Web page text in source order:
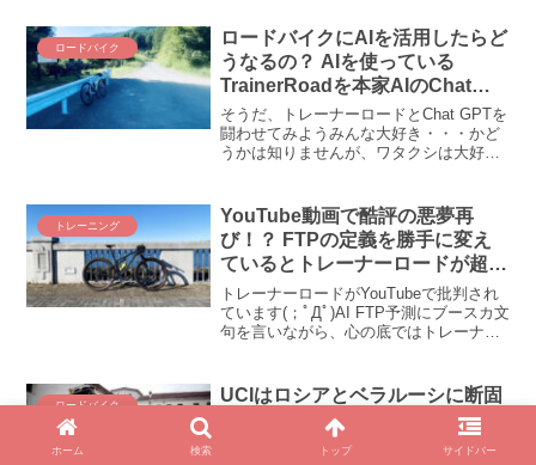
トレーニング」をやれば暑さに強くなれ
るわ、VO2Maxは...
ロードバイク
ロードバイクにAIを活用したらど
うなるの？ AIを使っている
TrainerRoadを本家AIのChat
GPTに分析してもらいました
そうだ、トレーナーロードとChat GPTを
闘わせてみようみんな大好き・・・かど
うかは知りませんが、ワタクシは大好き
GPT。風のウワサによるとちゃっぴー
（Chat...
トレーニング
YouTube動画で酷評の悪夢再
び！？ FTPの定義を勝手に変え
ているとトレーナーロードが超絶
批判にさらされています(；ﾟДﾟ)
トレーナーロードがYouTubeで批判され
ています(；ﾟДﾟ)AI FTP予測にブースカ文
句を言いながら、心の底ではトレーナー
ドに対して、おぉ、これまた久し...
ロードバイク
UCIはロシアとベラルーシに断固
たる措置を取るようです。ロシア
の侵略行為に自転車界が動き出し
ホーム 検索 トップ サイドバー